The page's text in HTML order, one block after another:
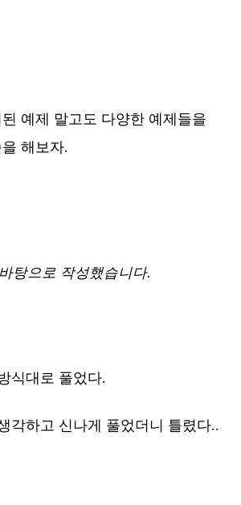
예제 말고도 다양한 예제들을
해보자.
탕으로 작성했습니다.
식대로 풀었다.
각하고 신나게 풀었더니 틀렸다..